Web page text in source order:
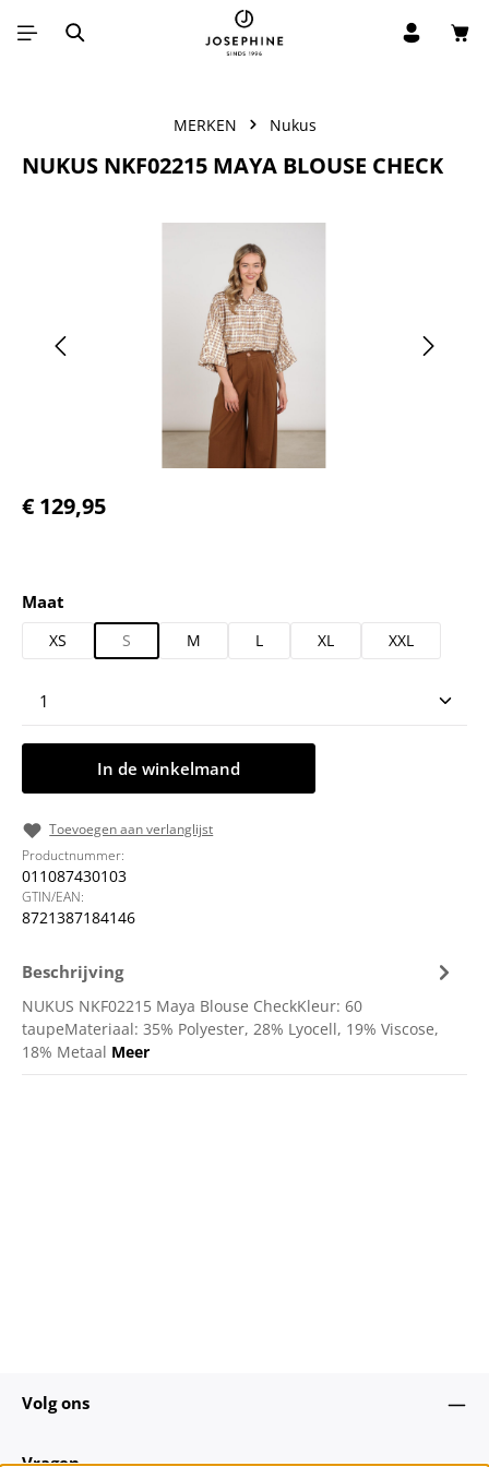
Ga naar de hoofdinhoud
MERKEN Nukus
NUKUS NKF02215 MAYA BLOUSE CHECK
Normale prijs:
€ 129,95
Selecteer
Maat
XS S M L XL XXL
Producthoeveelheid: Voer de gewenste
In de winkelmand
Toevoegen aan verlanglijst
Productnummer:
011087430103
GTIN/EAN:
8721387184146
Beschrijving
NUKUS NKF02215 Maya Blouse CheckKleur: 60
taupeMateriaal: 35% Polyester, 28% Lyocell, 19% Viscose,
18% Metaal Meer
Volg ons